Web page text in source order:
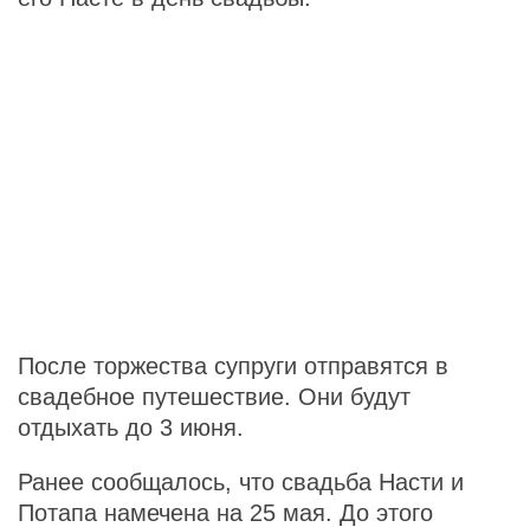
После торжества супруги отправятся в
свадебное путешествие. Они будут
отдыхать до 3 июня.
Ранее сообщалось, что свадьба Насти и
Потапа намечена на 25 мая. До этого